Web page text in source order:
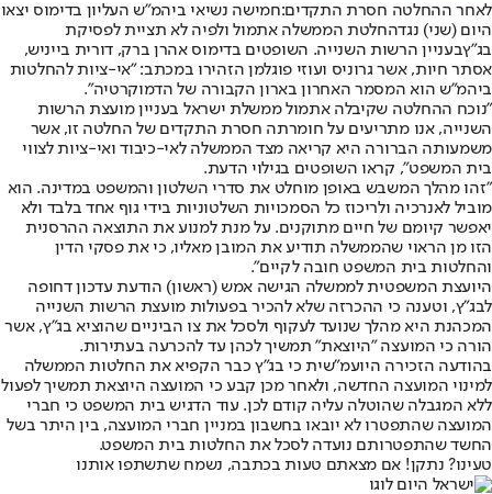
לאחר ההחלטה חסרת התקדים:חמישה נשיאי ביהמ"ש העליון בדימוס יצאו
היום (שני) נגדהחלטת הממשלה אתמול ולפיה לא תציית לפסיקת
בג"ץבעניין הרשות השנייה. השופטים בדימוס אהרן ברק, דורית בייניש,
אסתר חיות, אשר גרוניס ועוזי פוגלמן הזהירו במכתב: "אי-ציות להחלטות
ביהמ"ש הוא המסמר האחרון בארון הקבורה של הדמוקרטיה".
"נוכח ההחלטה שקיבלה אתמול ממשלת ישראל בעניין מועצת הרשות
השנייה, אנו מתריעים על חומרתה חסרת התקדים של החלטה זו, אשר
משמעותה הברורה היא קריאה מצד הממשלה לאי-כיבוד ואי-ציות לצווי
בית המשפט", קראו השופטים בגילוי הדעת.
"זהו מהלך המשבש באופן מוחלט את סדרי השלטון והמשפט במדינה. הוא
מוביל לאנרכיה ולריכוז כל הסמכויות השלטוניות בידי גוף אחד בלבד ולא
יאפשר קיומם של חיים מתוקנים. על מנת למנוע את התוצאה ההרסנית
הזו מן הראוי שהממשלה תודיע את המובן מאליו, כי את פסקי הדין
והחלטות בית המשפט חובה לקיים".
היועצת המשפטית לממשלה הגישה אמש (ראשון) הודעת עדכון דחופה
לבג"ץ, וטענה כי ההכרזה שלא להכיר בפעולות מועצת הרשות השנייה
המכהנת היא מהלך שנועד לעקוף ולסכל את צו הביניים שהוציא בג"ץ, אשר
הורה כי המועצה "היוצאת" תמשיך לכהן עד להכרעה בעתירות.
בהודעה הזכירה היועמ"שית כי בג"ץ כבר הקפיא את החלטות הממשלה
למינוי המועצה החדשה, ולאחר מכן קבע כי המועצה היוצאת תמשיך לפעול
ללא המגבלה שהוטלה עליה קודם לכן. עוד הדגיש בית המשפט כי חברי
המועצה שהתפטרו לא יובאו בחשבון במניין חברי המועצה, בין היתר בשל
החשד שהתפטרותם נועדה לסכל את החלטות בית המשפט.
טעינו? נתקן! אם מצאתם טעות בכתבה, נשמח שתשתפו אותנו